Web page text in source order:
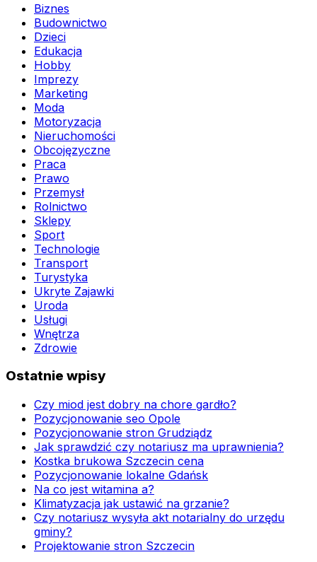
Biznes
Budownictwo
Dzieci
Edukacja
Hobby
Imprezy
Marketing
Moda
Motoryzacja
Nieruchomości
Obcojęzyczne
Praca
Prawo
Przemysł
Rolnictwo
Sklepy
Sport
Technologie
Transport
Turystyka
Ukryte Zajawki
Uroda
Usługi
Wnętrza
Zdrowie
Ostatnie wpisy
Czy miod jest dobry na chore gardło?
Pozycjonowanie seo Opole
Pozycjonowanie stron Grudziądz
Jak sprawdzić czy notariusz ma uprawnienia?
Kostka brukowa Szczecin cena
Pozycjonowanie lokalne Gdańsk
Na co jest witamina a?
Klimatyzacja jak ustawić na grzanie?
Czy notariusz wysyła akt notarialny do urzędu
gminy?
Projektowanie stron Szczecin